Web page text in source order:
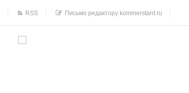
RSS Письмо редактору kommerstant.ru